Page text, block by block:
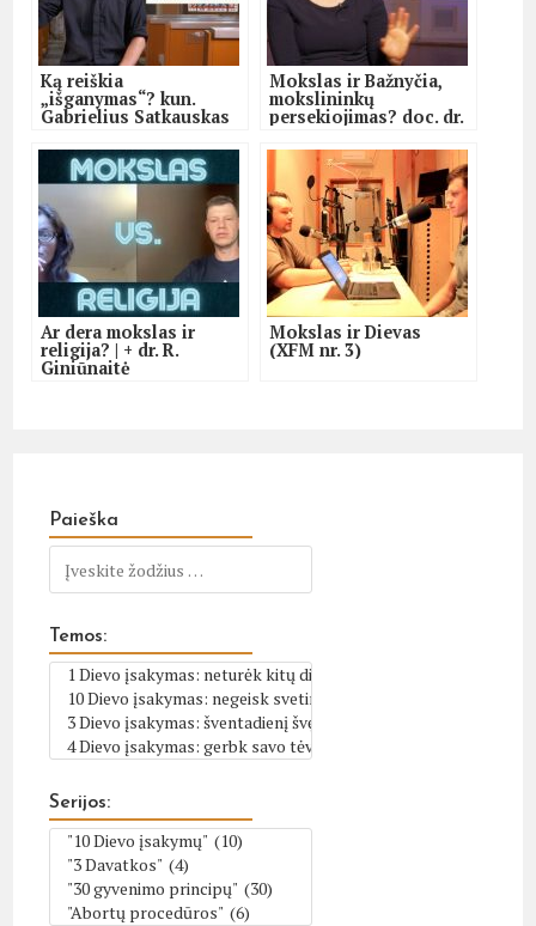
Ką reiškia
„išganymas“? kun.
Gabrielius Satkauskas
Mokslas ir Bažnyčia,
mokslininkų
persekiojimas? doc. dr.
Ar dera mokslas ir
religija? | + dr. R.
Giniūnaitė
Mokslas ir Dievas
(XFM nr. 3)
Paieška
Temos:
Serijos: